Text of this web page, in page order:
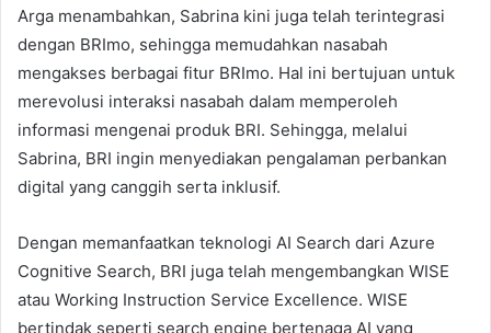
Arga menambahkan, Sabrina kini juga telah terintegrasi
dengan BRImo, sehingga memudahkan nasabah
mengakses berbagai fitur BRImo. Hal ini bertujuan untuk
merevolusi interaksi nasabah dalam memperoleh
informasi mengenai produk BRI. Sehingga, melalui
Sabrina, BRI ingin menyediakan pengalaman perbankan
digital yang canggih serta inklusif.
Dengan memanfaatkan teknologi AI Search dari Azure
Cognitive Search, BRI juga telah mengembangkan WISE
atau Working Instruction Service Excellence. WISE
bertindak seperti search engine bertenaga AI yang